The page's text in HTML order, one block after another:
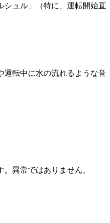
シュル」（特に、運転開始直
転中に水の流れるような音
異常ではありません。